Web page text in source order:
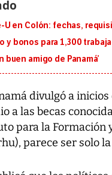
U en Colón: fechas,
y bonos para 1,300
buen amigo de Panamá’
divulgó a
a las becas
para la Formación
parece ser solo